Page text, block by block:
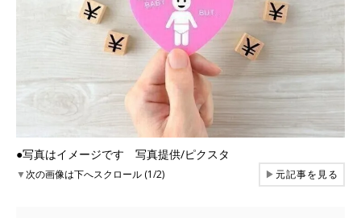
●写真はイメージです 写真提供/ピクスタ
▼次の画像は下へスクロール (1/2) ▶元記事を見る